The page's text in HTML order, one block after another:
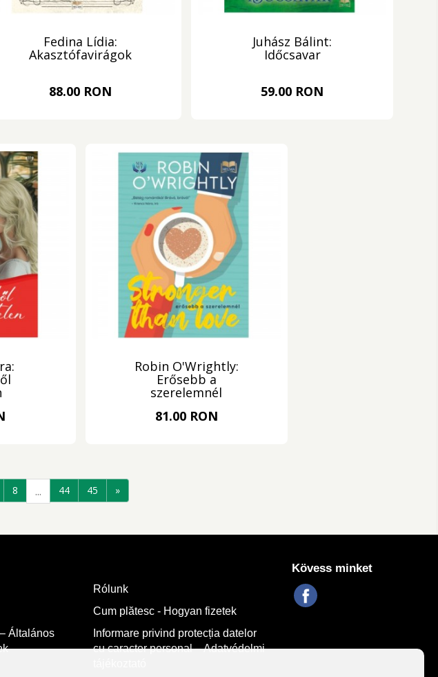
Fedina Lídia:
Akasztófavirágok
88.00 RON
Juhász Bálint:
Időcsavar
59.00 RON
Robin O'Wrightly:
Erősebb a
szerelemnél
81.00 RON
8 ... 44 45 »
Rólunk
Cum plătesc - Hogyan fizetek
Általános
Informare privind protecția datelor
cu caracter personal – Adatvédelmi
Kövess minket